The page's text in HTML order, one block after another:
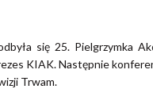
się 25. Pielgrzymka
KIAK. Następnie
Trwam.